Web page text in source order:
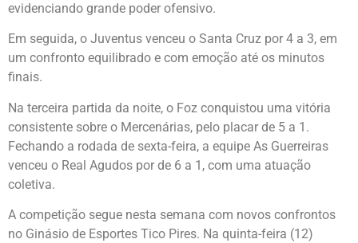
evidenciando grande poder ofensivo.
Em seguida, o Juventus venceu o Santa Cruz por 4 a 3, em
um confronto equilibrado e com emoção até os minutos
finais.
Na terceira partida da noite, o Foz conquistou uma vitória
consistente sobre o Mercenárias, pelo placar de 5 a 1.
Fechando a rodada de sexta-feira, a equipe As Guerreiras
venceu o Real Agudos por de 6 a 1, com uma atuação
coletiva.
A competição segue nesta semana com novos confrontos
no Ginásio de Esportes Tico Pires. Na quinta-feira (12)